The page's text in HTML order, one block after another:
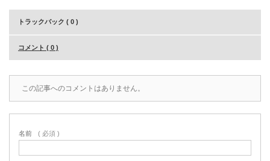
トラックバック ( 0 )
コメント ( 0 )
この記事へのコメントはありません。
名前 ( 必須 )